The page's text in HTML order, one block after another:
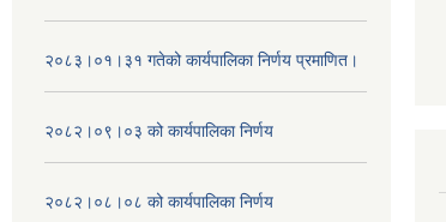
२०८३।०१।३१ गतेको कार्यपालिका निर्णय प्रमाणित।
२०८२।०९।०३ को कार्यपालिका निर्णय
२०८२।०८।०८ को कार्यपालिका निर्णय